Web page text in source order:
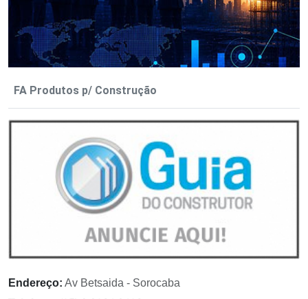
FA Produtos p/ Construção
Endereço: Av Betsaida - Sorocaba